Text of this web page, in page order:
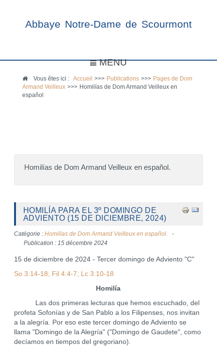
Abbaye Notre-Dame de Scourmont
MENU
Vous êtes ici :Accueil >>> Publications >>> Pages de Dom
Armand Veilleux >>> Homilías de Dom Armand Veilleux en
español
Homilías de Dom Armand Veilleux en español.
HOMILÍA PARA EL 3º DOMINGO DE
ADVIENTO (15 DE DICIEMBRE, 2024)
Catégorie : Homilías de Dom Armand Veilleux en español.
Publication : 15 décembre 2024
15 de diciembre de 2024 - Tercer domingo de Adviento "C"
So 3:14-18; Fil 4:4-7; Lc 3:10-18
Homilía
Las dos primeras lecturas que hemos escuchado, del
profeta Sofonías y de San Pablo a los Filipenses, nos invitan
a la alegría. Por eso este tercer domingo de Adviento se
llama "Domingo de la Alegría" ("Domingo de Gaudete", como
decíamos en tiempos del gregoriano).